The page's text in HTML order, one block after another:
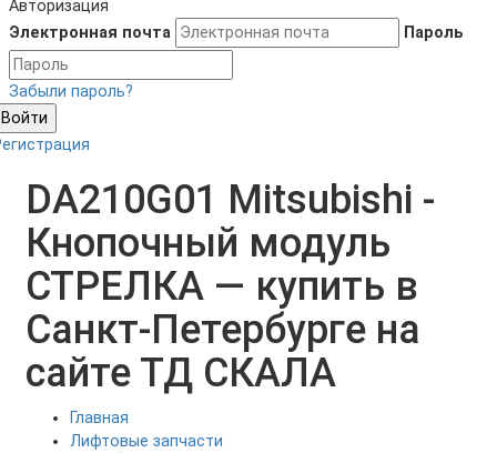
Авторизация
Электронная почта
Пароль
Забыли пароль?
Войти
DA210G01 Mitsubishi -
Кнопочный модуль
СТРЕЛКА — купить в
Санкт-Петербурге на
сайте ТД СКАЛА
Главная
Лифтовые запчасти